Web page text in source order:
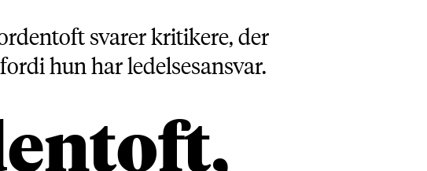
svarer kritikere, der
hun har ledelsesansvar.